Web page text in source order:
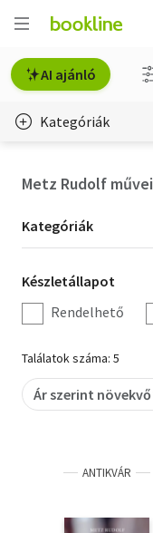
AI ajánló
Kategóriák
Hobbi, szabadidő
Irodalom
Művészet
Szakkönyv
Tankönyv, segédkönyv
Társadalomtudomány
Metz Rudolf művei
Kategória
szűrés
Kategóriák
Készletállapot
szűrés
Készletállapot
Rendelhető
Találatok száma: 5
Ár szerint növekvő
ANTIKVÁR